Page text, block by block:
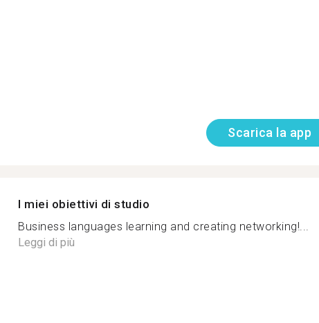
Scarica la app
I miei obiettivi di studio
Business languages learning and creating networking!...
Leggi di più